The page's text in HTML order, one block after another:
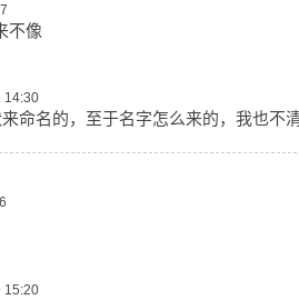
不像
14:30
命名的，至于名字怎么来的，我也不
15:20